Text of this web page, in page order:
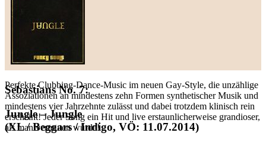
Sebastians No. 7:
Jungle – Jungle
(XL / Beggars / Indigo, VÖ: 11.07.2014)
Perfekte Clubbing-Dance-Music im neuen Gay-Style, die unzählige
Assoziationen an mindestens zehn Formen synthetischer Musik und
mindestens vier Jahrzehnte zulässt und dabei trotzdem klinisch rein
erscheint! Jeder Song ein Hit und live erstaunlicherweise grandioser,
als man vermuten würde!